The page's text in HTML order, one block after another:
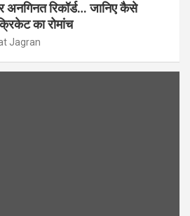
रिकॉर्ड… जानिए कैसे
का रोमांच
Jagran